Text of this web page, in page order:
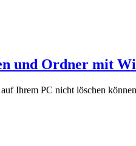
und Ordner mit
Ihrem PC nicht löschen